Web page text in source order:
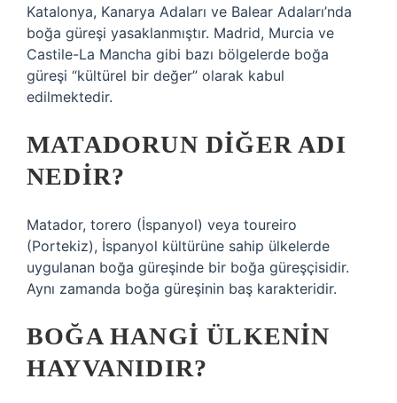
Katalonya, Kanarya Adaları ve Balear Adaları’nda
boğa güreşi yasaklanmıştır. Madrid, Murcia ve
Castile-La Mancha gibi bazı bölgelerde boğa
güreşi “kültürel bir değer” olarak kabul
edilmektedir.
MATADORUN DIĞER ADI
NEDIR?
Matador, torero (İspanyol) veya toureiro
(Portekiz), İspanyol kültürüne sahip ülkelerde
uygulanan boğa güreşinde bir boğa güreşçisidir.
Aynı zamanda boğa güreşinin baş karakteridir.
BOĞA HANGI ÜLKENIN
HAYVANIDIR?